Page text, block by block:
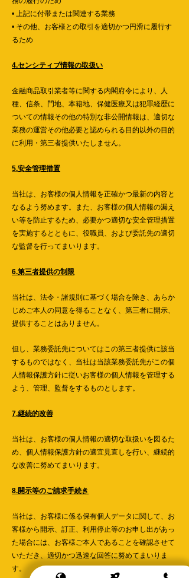
• 上記に付帯または関連する業務
• その他、お客様との取引を適切かつ円滑に履行す
るため
4.センシティブ情報の取扱い
金融商品取引業者等に関する内閣府令により、人
種、信条、門地、本籍地、保健医療又は犯罪経歴に
ついての情報その他の特別な非公開情報は、適切な
業務の運営その他必要と認められる目的以外の目的
に利用・第三者提供いたしません。
5.安全管理措置
当社は、お客様の個人情報を正確かつ最新の内容と
なるよう努めます。また、お客様の個人情報の漏え
い等を防止するため、必要かつ適切な安全管理措置
を実施するとともに、役職員、および委託先の適切
な監督を行ってまいります。
6.第三者提供の制限
当社は、法令・諸規則に基づく場合を除き、あらか
じめご本人の同意を得ることなく、第三者に開示、
提供することはありません。
但し、業務委託先についてはこの第三者提供に該当
するものではなく、当社は当該業務委託先がこの個
人情報保護方針に従いお客様の個人情報を管理する
よう、管理、監督をするものとします。
7.継続的改善
当社は、お客様の個人情報の適切な取扱いを図るた
め、個人情報保護方針の適宜見直しを行い、継続的
な改善に努めてまいります。
8.開示等のご請求手続き
当社は、お客様に係る保有個人データに関して、お
客様から開示、訂正、利用停止等のお申し出があっ
た場合には、お客様ご本人であることを確認させて
いただき、適切かつ迅速な回答に努めてまいりま
す。